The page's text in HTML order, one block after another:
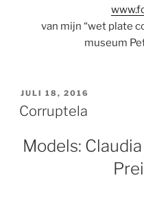
van mijn “wet plate
museum
GEPLAATST
OP
JULI 18, 2016
Corruptela
Models: